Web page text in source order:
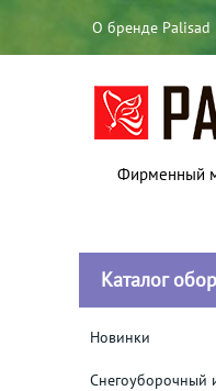
О бренде Palisad
Фирменный
Каталог
Новинки
Снегоуборочный